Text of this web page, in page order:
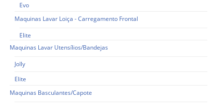
Evo
Maquinas Lavar Loiça - Carregamento Frontal
Elite
Maquinas Lavar Utensílios/Bandejas
Jolly
Elite
Maquinas Basculantes/Capote